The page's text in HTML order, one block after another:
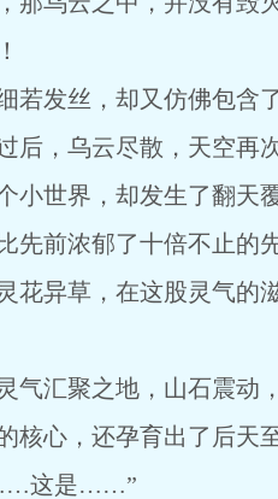
若发丝，却又仿佛包含
后，乌云尽散，天空再
小世界，却发生了翻天
先前浓郁了十倍不止的
花异草，在这股灵气的
气汇聚之地，山石震动
核心，还孕育出了后天
这是……”